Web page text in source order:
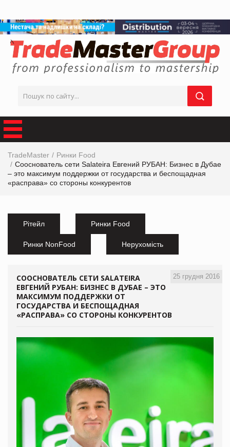
TradeMaster
Ринки Food
Сооснователь сети Salateira Евгений РУБАН: Бизнес в Дубае
– это максимум поддержки от государства и беспощадная
«расправа» со стороны конкурентов
Рітейл Ринки Food
Ринки NonFood Нерухомість
25 грудня 2016
СООСНОВАТЕЛЬ СЕТИ SALATEIRA
ЕВГЕНИЙ РУБАН: БИЗНЕС В ДУБАЕ – ЭТО
МАКСИМУМ ПОДДЕРЖКИ ОТ
ГОСУДАРСТВА И БЕСПОЩАДНАЯ
«РАСПРАВА» СО СТОРОНЫ КОНКУРЕНТОВ